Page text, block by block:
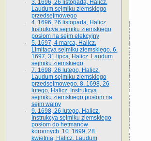
3. 1696, 26 listopada, Halicz.
Laudum sejmiku ziemskiego
przedsejmowego
4. 1696, 26 listopada, Halicz.
Instrukcya sejmiku ziemskiego
posłom na sejm elekcyjny
5. 1697, 4 marca, Halicz.
Limitacya sejmiku ziemskiego. 6.
1697, 31 lipca, Halicz. Laudum
sejmiku ziemskiego
7. 1698, 26 lutego, Halicz.
Laudum sejmiku ziemskiego
przedsejmowego. 8. 1698, 26
lutego, Halicz. Instrukcya
sejmiku ziemskiego posłom na
sejm walny
9. 1698, 26 lutego, Halicz.
Instrukcya sejmiku ziemskiego
posłom do hetmanów
koronnych. 10. 1699, 28
kwietnia, Halicz. Laudum